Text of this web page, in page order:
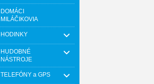
DOMÁCI
MILÁČIKOVIA
HODINKY
HUDOBNÉ
NÁSTROJE
TELEFÓNY a GPS